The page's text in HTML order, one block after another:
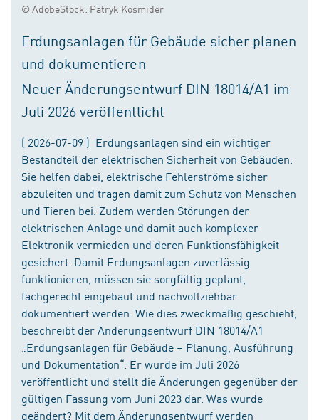
© AdobeStock: Patryk Kosmider
Erdungsanlagen für Gebäude sicher planen
und dokumentieren
Neuer Änderungsentwurf DIN 18014/A1 im
Juli 2026 veröffentlicht
( 2026-07-09 ) Erdungsanlagen sind ein wichtiger
Bestandteil der elektrischen Sicherheit von Gebäuden.
Sie helfen dabei, elektrische Fehlerströme sicher
abzuleiten und tragen damit zum Schutz von Menschen
und Tieren bei. Zudem werden Störungen der
elektrischen Anlage und damit auch komplexer
Elektronik vermieden und deren Funktionsfähigkeit
gesichert. Damit Erdungsanlagen zuverlässig
funktionieren, müssen sie sorgfältig geplant,
fachgerecht eingebaut und nachvollziehbar
dokumentiert werden. Wie dies zweckmäßig geschieht,
beschreibt der Änderungsentwurf DIN 18014/A1
„Erdungsanlagen für Gebäude – Planung, Ausführung
und Dokumentation“. Er wurde im Juli 2026
veröffentlicht und stellt die Änderungen gegenüber der
gültigen Fassung vom Juni 2023 dar. Was wurde
geändert? Mit dem Änderungsentwurf werden